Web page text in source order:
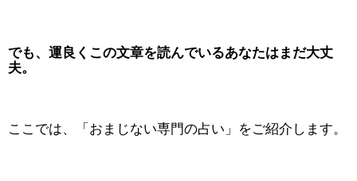
でも、運良くこの文章を読んでいるあなたはまだ大丈
夫。
ここでは、「おまじない専門の占い」をご紹介します。